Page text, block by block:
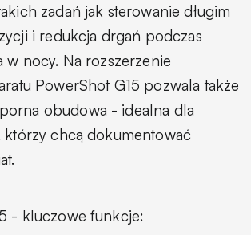
zadań jak sterowanie długim
i redukcja drgań podczas
w nocy. Na rozszerzenie
PowerShot G15 pozwala także
obudowa - idealna dla
chcą dokumentować
- kluczowe funkcje: